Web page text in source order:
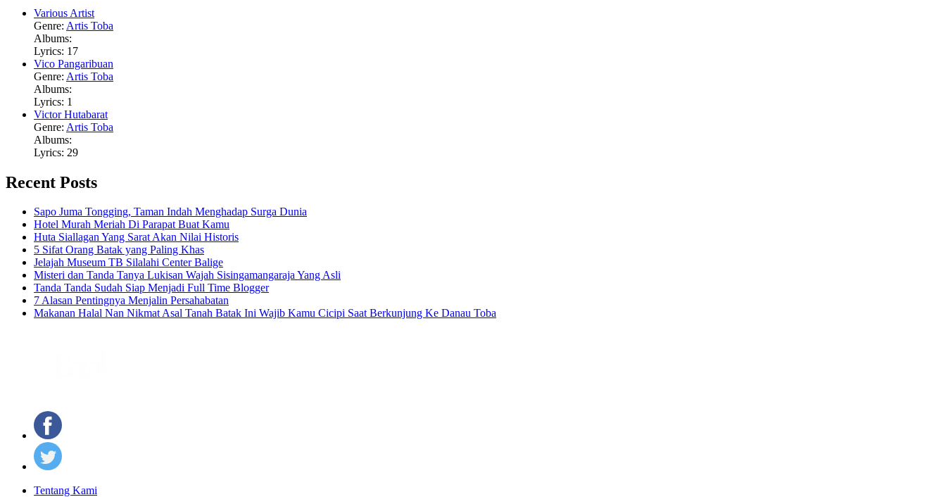
Various Artist
Genre: Artis Toba
Albums:
Lyrics: 17
Vico Pangaribuan
Genre: Artis Toba
Albums:
Lyrics: 1
Victor Hutabarat
Genre: Artis Toba
Albums:
Lyrics: 29
Recent Posts
Sapo Juma Tongging, Taman Indah Menghadap Surga Dunia
Hotel Murah Meriah Di Parapat Buat Kamu
Huta Siallagan Yang Sarat Akan Nilai Historis
5 Sifat Orang Batak yang Paling Khas
Jelajah Museum TB Silalahi Center Balige
Misteri dan Tanda Tanya Lukisan Wajah Sisingamangaraja Yang Asli
Tanda Tanda Sudah Siap Menjadi Full Time Blogger
7 Alasan Pentingnya Menjalin Persahabatan
Makanan Halal Nan Nikmat Asal Tanah Batak Ini Wajib Kamu Cicipi Saat Berkunjung Ke Danau Toba
Tentang Kami